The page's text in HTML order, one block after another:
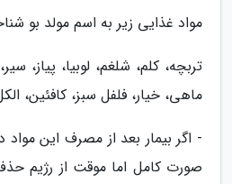
مواد غذایی زیر به اسم مولد بو
تربچه، کلم، شلغم، لوبیا، پیاز،
ماهی، خیار، فلفل سبز، کافئین،
- اگر بیمار بعد از مصرف این
صورت کامل اما موقت از رژیم